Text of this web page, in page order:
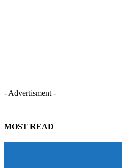
- Advertisment -
MOST READ
ธ.ก.ส. จัดกิจกรรมบริจาคโลหิต “ค